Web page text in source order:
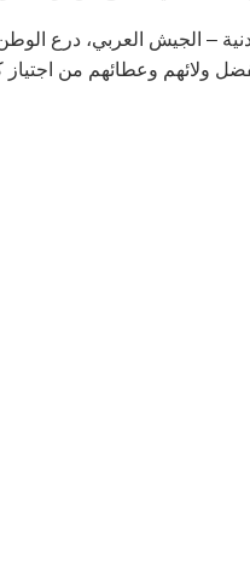
– الجيش العربي، درع الوطن
ولائهم وعطائهم من اجتياز